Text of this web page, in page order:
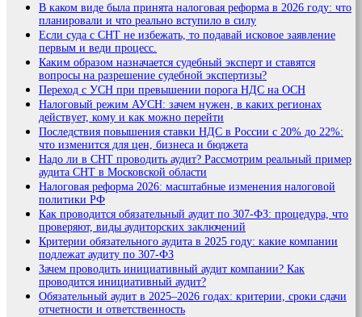
В каком виде была принята налоговая реформа в 2026 году: что
планировали и что реально вступило в силу
Если суда с СНТ не избежать, то подавай исковое заявление
первым и веди процесс.
Каким образом назначается судебный эксперт и ставятся
вопросы на разрешение судебной экспертизы?
Переход с УСН при превышении порога НДС на ОСН
Налоговый режим АУСН: зачем нужен, в каких регионах
действует, кому и как можно перейти
Последствия повышения ставки НДС в России с 20% до 22%:
что изменится для цен, бизнеса и бюджета
Надо ли в СНТ проводить аудит? Рассмотрим реальный пример
аудита СНТ в Московской области
Налоговая реформа 2026: масштабные изменения налоговой
политики РФ
Как проводится обязательный аудит по 307-ФЗ: процедура, что
проверяют, виды аудиторских заключений
Критерии обязательного аудита в 2025 году: какие компании
подлежат аудиту по 307-ФЗ
Зачем проводить инициативный аудит компании? Как
проводится инициативный аудит?
Обязательный аудит в 2025–2026 годах: критерии, сроки сдачи
отчетности и ответственность